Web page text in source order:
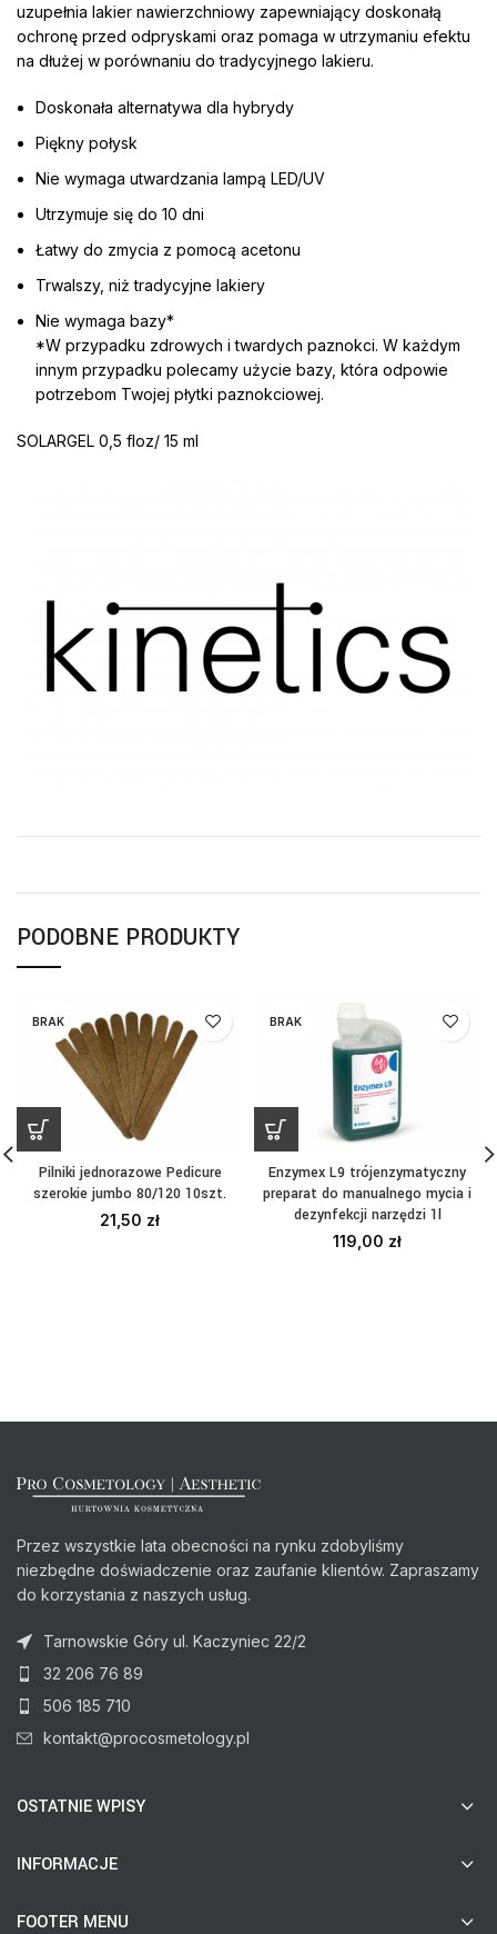
uzupełnia lakier nawierzchniowy zapewniający doskonałą
ochronę przed odpryskami oraz pomaga w utrzymaniu efektu
na dłużej w porównaniu do tradycyjnego lakieru.
Doskonała alternatywa dla hybrydy
Piękny połysk
Nie wymaga utwardzania lampą LED/UV
Utrzymuje się do 10 dni
Łatwy do zmycia z pomocą acetonu
Trwalszy, niż tradycyjne lakiery
Nie wymaga bazy*
*W przypadku zdrowych i twardych paznokci. W każdym
innym przypadku polecamy użycie bazy, która odpowie
potrzebom Twojej płytki paznokciowej.
SOLARGEL 0,5 floz/ 15 ml
PODOBNE PRODUKTY
BRAK
Pilniki jednorazowe Pedicure
szerokie jumbo 80/120 10szt.
21,50 zł
BRAK
Enzymex L9 trójenzymatyczny
preparat do manualnego mycia i
dezynfekcji narzędzi 1l
119,00 zł
Przez wszystkie lata obecności na rynku zdobyliśmy
niezbędne doświadczenie oraz zaufanie klientów. Zapraszamy
do korzystania z naszych usług.
Tarnowskie Góry ul. Kaczyniec 22/2
32 206 76 89
506 185 710
kontakt@procosmetology.pl
OSTATNIE WPISY
INFORMACJE
FOOTER MENU